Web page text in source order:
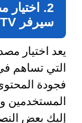
2.
سيرفر IPTV:
يعد اختيار
التي تساهم
فجودة
المستخدمين
إليك بعض